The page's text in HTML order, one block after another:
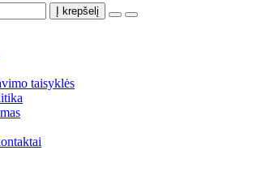
Į krepšelį
taisyklės